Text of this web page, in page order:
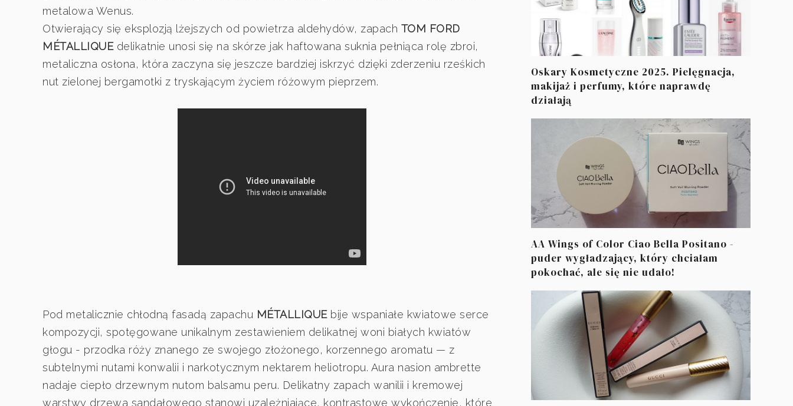
metalowa Wenus.
Otwierający się eksplozją lżejszych od powietrza aldehydów, zapach TOM FORD
MÉTALLIQUE delikatnie unosi się na skórze jak haftowana suknia pełniąca rolę zbroi,
metaliczna osłona, która zaczyna się jeszcze bardziej iskrzyć dzięki zderzeniu rześkich
nut zielonej bergamotki z tryskającym życiem różowym pieprzem.
Pod metalicznie chłodną fasadą zapachu MÉTALLIQUEbije wspaniałe kwiatowe serce
kompozycji, spotęgowane unikalnym zestawieniem delikatnej woni białych kwiatów
głogu - przodka róży znanego ze swojego złożonego, korzennego aromatu — z
subtelnymi nutami konwalii i narkotycznym nektarem heliotropu. Aura nasion ambrette
nadaje ciepło drzewnym nutom balsamu peru. Delikatny zapach wanilii i kremowej
warstwy drzewa sandałowego stanowi uzależniające, kontrastowe wykończenie, które
Oskary Kosmetyczne 2025. Pielęgnacja,
makijaż i perfumy, które naprawdę
działają
AA Wings of Color Ciao Bella Positano -
puder wygładzający, który chciałam
pokochać, ale się nie udało!